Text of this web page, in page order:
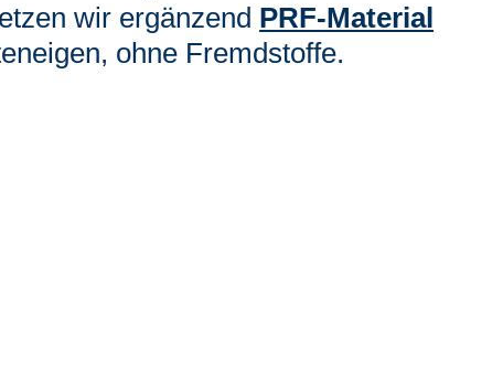
wir ergänzend PRF-Material
ohne Fremdstoffe.